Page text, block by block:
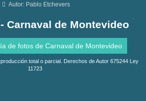
Autor: Pablo Etchevers
Carnaval de Montevideo
de fotos de Carnaval de Montevideo
total o parcial. Derechos de Autor 675244 Ley
11723